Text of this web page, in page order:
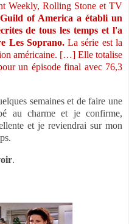
Weekly, Rolling Stone et TV
of America a établi un
de tous les temps et l'a
Les Soprano.La série est la
américaine. […] Elle totalise
un épisode final avec 76,3
semaines et de faire une
au charme et je confirme,
et je reviendrai sur mon
.